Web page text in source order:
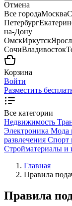
Отмена
Все городаМосква
Петербург
на-Дону
ОмскИркутск
СочиВладивосток
Корзина
Войти
Разместить
Все категории
Недвижимость
Электроника Мода
развлечения Спорт
Стройматериалы и
Главная
Правила
Правила